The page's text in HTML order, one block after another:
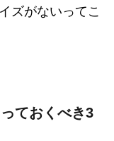
ズがないってこ
ておくべき3